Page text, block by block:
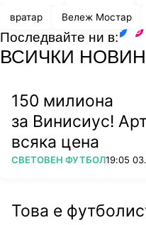
вратар Вележ Мостар
Последвайте ни в:
ВСИЧКИ
150 милиона
за Винисиус!
всяка цена
ПОВЕЧЕ ОТ
СВЕТОВЕН ФУТБОЛ19:05
Това е